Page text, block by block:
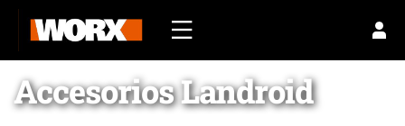
Accesorios Landroid